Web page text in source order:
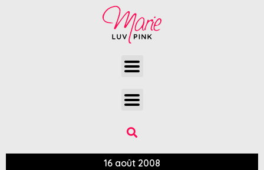
16 août 2008